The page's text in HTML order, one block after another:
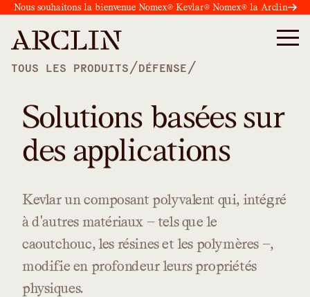
Nous souhaitons la bienvenue Nomex® Kevlar® Nomex® la Arclin
TOUS LES PRODUITS /DÉFENSE /
Solutions basées sur
des applications
Kevlaruncomposantpolyvalent qui, intégré
àd'autres matériaux — telsque le
caoutchouc, les résineset les polymères —,
modifie en profondeur leurspropriétés
physiques.